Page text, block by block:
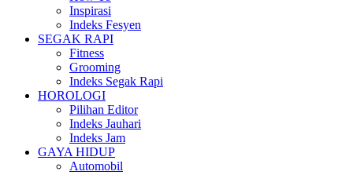
Inspirasi
Indeks Fesyen
SEGAK RAPI
Fitness
Grooming
Indeks Segak Rapi
HOROLOGI
Pilihan Editor
Indeks Jauhari
Indeks Jam
GAYA HIDUP
Automobil